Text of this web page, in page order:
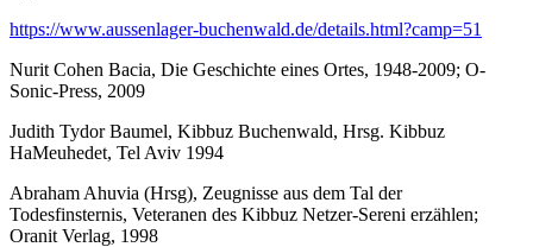
https://www.aussenlager-buchenwald.de/details.html?camp=51
Nurit Cohen Bacia, Die Geschichte eines Ortes, 1948-2009; O-
Sonic-Press, 2009
Judith Tydor Baumel, Kibbuz Buchenwald, Hrsg. Kibbuz
HaMeuhedet, Tel Aviv 1994
Abraham Ahuvia (Hrsg), Zeugnisse aus dem Tal der
Todesfinsternis, Veteranen des Kibbuz Netzer-Sereni erzählen;
Oranit Verlag, 1998